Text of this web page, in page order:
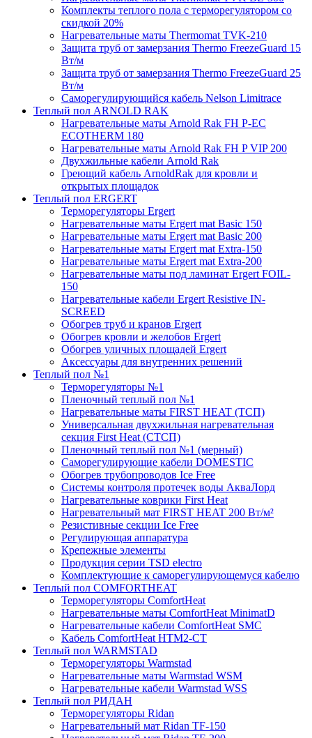
Комплекты теплого пола с терморегулятором со
скидкой 20%
Нагревательные маты Thermomat TVK-210
Защита труб от замерзания Thermo FreezeGuard 15
Вт/м
Защита труб от замерзания Thermo FreezeGuard 25
Вт/м
Саморегулирующийся кабель Nelson Limitrace
Теплый пол ARNOLD RAK
Нагревательные маты Arnold Rak FH P-EC
ECOTHERM 180
Нагревательные маты Arnold Rak FH P VIP 200
Двухжильные кабели Arnold Rak
Греющий кабель ArnoldRak для кровли и
открытых площадок
Теплый пол ERGERT
Терморегуляторы Ergert
Нагревательные маты Ergert mat Basic 150
Нагревательные маты Ergert mat Basic 200
Нагревательные маты Ergert mat Extra-150
Нагревательные маты Ergert mat Extra-200
Нагревательные маты под ламинат Ergert FOIL-
150
Нагревательные кабели Ergert Resistive IN-
SCREED
Обогрев труб и кранов Ergert
Обогрев кровли и желобов Ergert
Обогрев уличных площадей Ergert
Аксессуары для внутренних решений
Теплый пол №1
Терморегуляторы №1
Пленочный теплый пол №1
Нагревательные маты FIRST HEAT (ТСП)
Универсальная двухжильная нагревательная
секция First Heat (СТСП)
Пленочный теплый пол №1 (мерный)
Саморегулирующие кабели DOMESTIC
Обогрев трубопроводов Ice Free
Системы контроля протечек воды АкваЛорд
Нагревательные коврики First Heat
Нагревательный мат FIRST HEAT 200 Вт/м²
Резистивные секции Ice Free
Регулирующая аппаратура
Крепежные элементы
Продукция серии TSD electro
Комплектующие к саморегулирующемуся кабелю
Теплый пол COMFORTHEAT
Терморегуляторы ComfortHeat
Нагревательные маты ComfortHeat MinimatD
Нагревательные кабели ComfortHeat SMC
Кабель ComfortHeat HTM2-CT
Теплый пол WARMSTAD
Терморегуляторы Warmstad
Нагревательные маты Warmstad WSM
Нагревательные кабели Warmstad WSS
Теплый пол РИДАН
Терморегуляторы Ridan
Нагревательный мат Ridan TF-150